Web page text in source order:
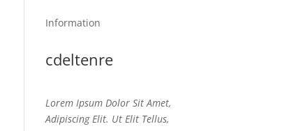
Information
cdeltenre
Lorem Ipsum Dolor Sit Amet,
Adipiscing Elit. Ut Elit Tellus,